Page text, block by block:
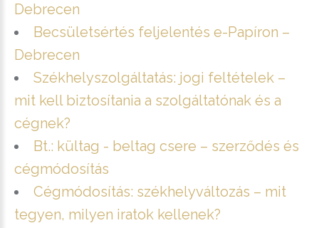
Debrecen
Becsületsértés feljelentés e-Papíron –
Debrecen
Székhelyszolgáltatás: jogi feltételek –
mit kell biztosítania a szolgáltatónak és a
cégnek?
Bt.: kültag - beltag csere – szerződés és
cégmódosítás
Cégmódosítás: székhelyváltozás – mit
tegyen, milyen iratok kellenek?